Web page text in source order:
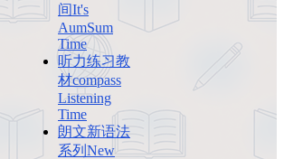
间It's
AumSum
Time
听力练习教
材compass
Listening
Time
朗文新语法
系列New